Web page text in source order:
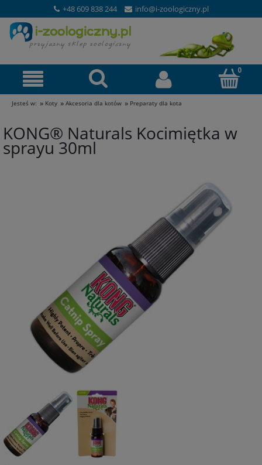
+48 609 838 244 info@i-zoologiczny.pl
Jesteś w: » Koty » Akcesoria dla kotów » Preparaty dla kota
KONG® Naturals Kocimiętka w
sprayu 30ml